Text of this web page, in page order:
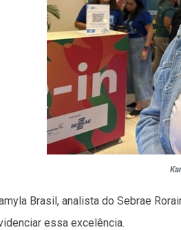
Brasil, analista do Sebrae
essa excelência.